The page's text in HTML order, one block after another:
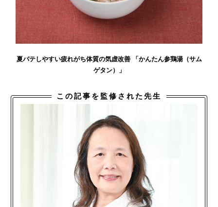
夏バテしやすい疲れがち体質の気虚改善 「かんたん参鶏湯（サム
ゲタン）」
この記事を監修された先生